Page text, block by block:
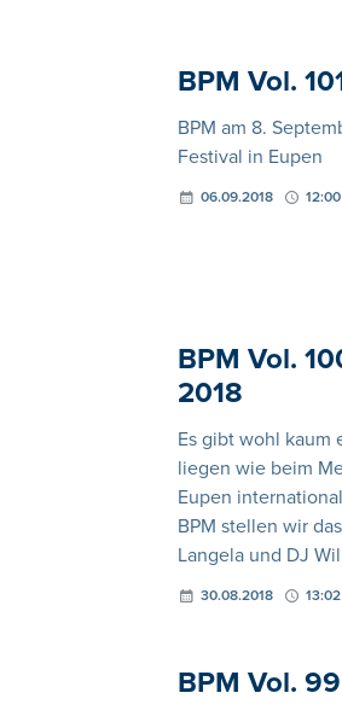
BPM Vol.
BPM am 8.
Festival in Eupen
06.09.2018 12:00
BPM Vol.
2018
Es gibt wohl kaum
liegen wie beim
Eupen
BPM stellen wir
Langela und DJ
30.08.2018 13:02
BPM Vol.